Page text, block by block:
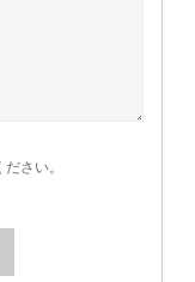
さい。